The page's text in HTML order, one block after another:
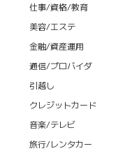
仕事/資格/教育
美容/エステ
金融/資産運用
通信/プロバイダ
引越し
クレジットカード
音楽/テレビ
旅行/レンタカー